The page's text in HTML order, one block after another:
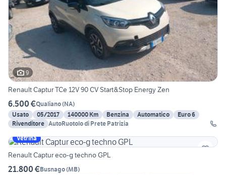
9
Renault Captur TCe 12V 90 CV Start&Stop Energy Zen
6.500 €Qualiano(NA)
Usato
05/2017 140000 Km Benzina Automatico
Euro 6
Rivenditore AutoRuotolo di Prete Patrizia
Vetrina
Renault Captur eco-g techno GPL
21.800 €Busnago(MB)